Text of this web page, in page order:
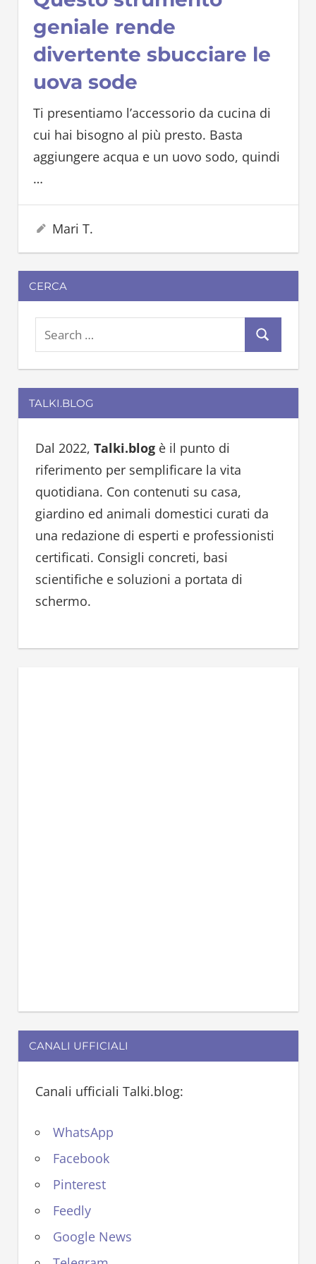
geniale rende
divertente sbucciare le
uova sode
Ti presentiamo l’accessorio da cucina di
cui hai bisogno al più presto. Basta
aggiungere acqua e un uovo sodo, quindi
…
11 Settembre 2022
Mari T.
CERCA
e
a
r
c
:
e
a
TALKI.BLOG
Dal 2022, Talki.blogè il punto di
riferimento per semplificare la vita
quotidiana. Con contenuti su casa,
giardino ed animali domestici curati da
una redazione di esperti e professionisti
certificati. Consigli concreti, basi
scientifiche e soluzioni a portata di
schermo.
CANALI UFFICIALI
Canali ufficiali Talki.blog:
WhatsApp
Facebook
Pinterest
Feedly
Google News